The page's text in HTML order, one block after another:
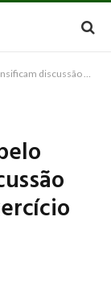
e exercício profissional